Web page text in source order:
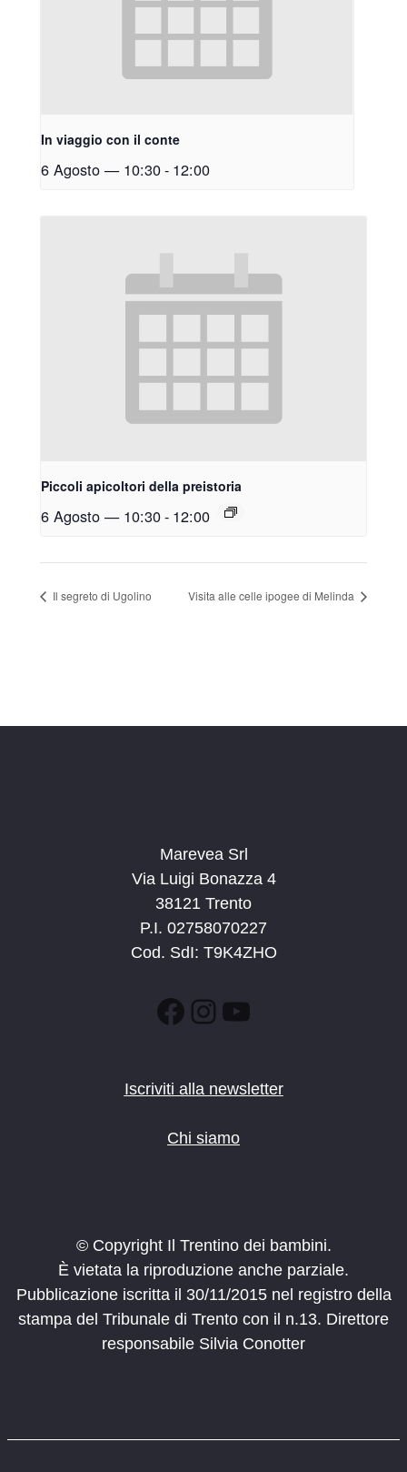
In viaggio con il conte
6 Agosto — 10:30- 12:00
Piccoli apicoltori della preistoria
6 Agosto — 10:30- 12:00
Il segreto di Ugolino Visita alle celle ipogee di Melinda
Marevea Srl
Via Luigi Bonazza 4
38121 Trento
P.I. 02758070227
Cod. SdI: T9K4ZHO
Facebook
Instagram
YouTube
Iscriviti alla newsletter
Chi siamo
© Copyright Il Trentino dei bambini.
È vietata la riproduzione anche parziale.
Pubblicazione iscritta il 30/11/2015 nel registro della
stampa del Tribunale di Trento con il n.13. Direttore
responsabile Silvia Conotter